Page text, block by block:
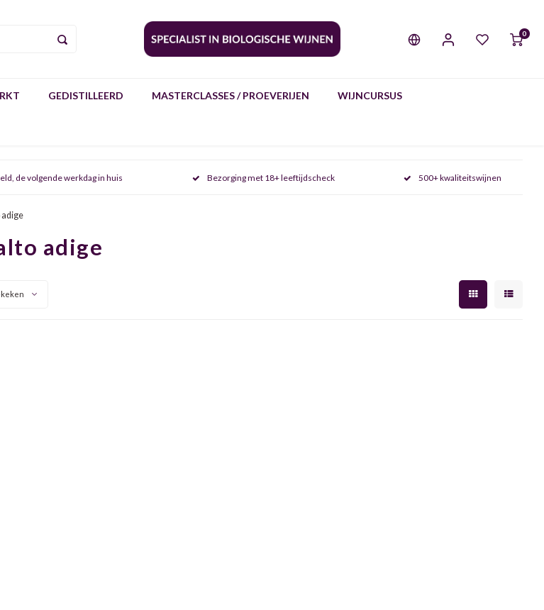
0
GEDISTILLEERD MASTERCLASSES / PROEVERIJEN WIJNCURSUS
de volgende werkdag in huis Bezorging met 18+ leeftijdscheck 500+ kwaliteitswijnen
adige
adige